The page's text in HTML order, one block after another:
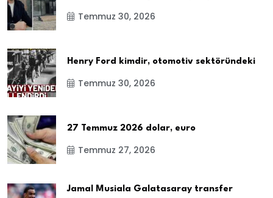
Temmuz 30, 2026
Henry Ford kimdir, otomotiv sektöründeki
Temmuz 30, 2026
27 Temmuz 2026 dolar, euro
Temmuz 27, 2026
Jamal Musiala Galatasaray transfer